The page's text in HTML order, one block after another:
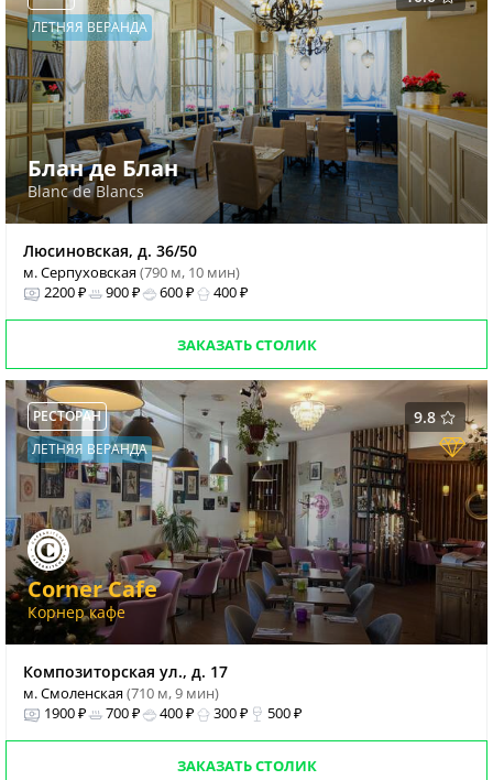
ЛЕТНЯЯ ВЕРАНДА
Блан де Блан
Blanc de Blancs
Люсиновская, д. 36/50
м. Серпуховская(790 м, 10 мин)
2200 ₽
900 ₽ 600 ₽ 400 ₽
ЗАКАЗАТЬ СТОЛИК
9.8
РЕСТОРАН
ЛЕТНЯЯ ВЕРАНДА
Corner Cafe
Корнер кафе
Композиторская ул., д. 17
м. Смоленская(710 м, 9 мин)
1900 ₽
700 ₽ 400 ₽ 300 ₽ 500 ₽
ЗАКАЗАТЬ СТОЛИК